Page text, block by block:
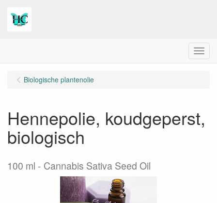
Menu
Biologische plantenolie
Hennepolie, koudgeperst,
biologisch
100 ml Cannabis Sativa Seed Oil